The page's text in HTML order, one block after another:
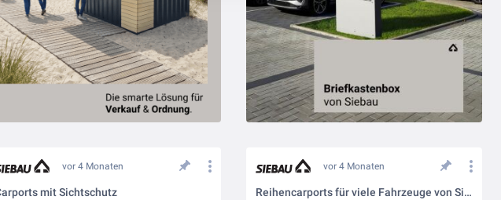
vor 4 Monaten
mit Sichtschutz
vor 4 Monaten
Reihencarports für viele Fahrzeuge von Siebau